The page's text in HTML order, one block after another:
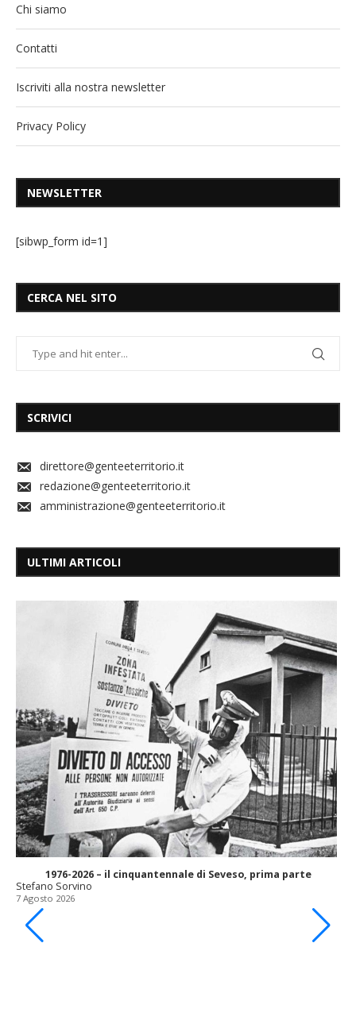
Chi siamo
Contatti
Iscriviti alla nostra newsletter
Privacy Policy
NEWSLETTER
[sibwp_form id=1]
CERCA NEL SITO
SCRIVICI
direttore@genteeterritorio.it
redazione@genteeterritorio.it
amministrazione@genteeterritorio.it
ULTIMI ARTICOLI
1976-2026 – il cinquantennale di Seveso, prima parte
Stefano Sorvino
7 Agosto 2026